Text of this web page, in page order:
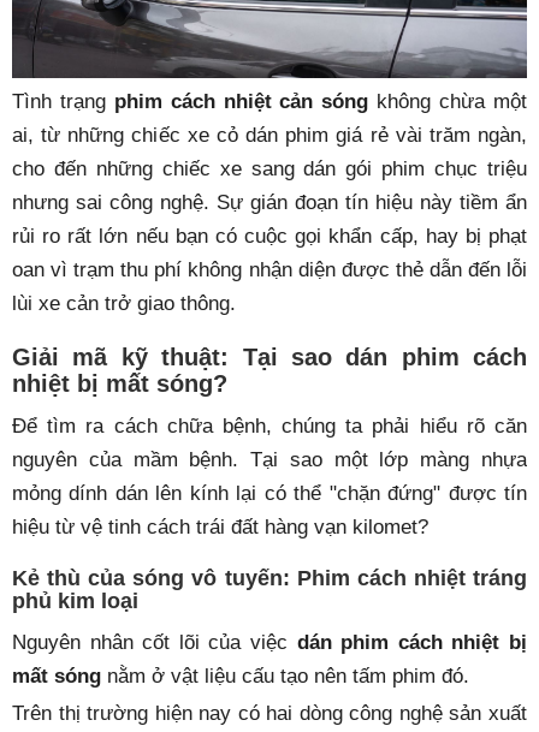
Tình trạng phim cách nhiệt cản sóng không chừa một
ai, từ những chiếc xe cỏ dán phim giá rẻ vài trăm ngàn,
cho đến những chiếc xe sang dán gói phim chục triệu
nhưng sai công nghệ. Sự gián đoạn tín hiệu này tiềm ẩn
rủi ro rất lớn nếu bạn có cuộc gọi khẩn cấp, hay bị phạt
oan vì trạm thu phí không nhận diện được thẻ dẫn đến lỗi
lùi xe cản trở giao thông.
Giải mã kỹ thuật: Tại sao dán phim cách
nhiệt bị mất sóng?
Để tìm ra cách chữa bệnh, chúng ta phải hiểu rõ căn
nguyên của mầm bệnh. Tại sao một lớp màng nhựa
mỏng dính dán lên kính lại có thể "chặn đứng" được tín
hiệu từ vệ tinh cách trái đất hàng vạn kilomet?
Kẻ thù của sóng vô tuyến: Phim cách nhiệt tráng
phủ kim loại
Nguyên nhân cốt lõi của việc dán phim cách nhiệt bị
mất sóng nằm ở vật liệu cấu tạo nên tấm phim đó.
Trên thị trường hiện nay có hai dòng công nghệ sản xuất